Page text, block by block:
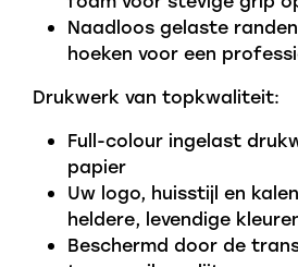
Naadloos gelaste
hoeken voor een
Drukwerk van topkwaliteit:
Full-colour ingelast
papier
Uw logo, huisstijl en
heldere, levendige
Beschermd door de